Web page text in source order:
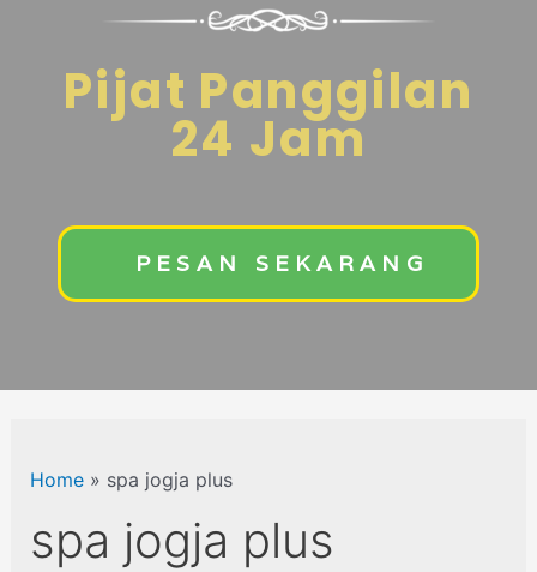
Pijat Panggilan
24 Jam
PESAN SEKARANG
Home» spa jogja plus
spa jogja plus